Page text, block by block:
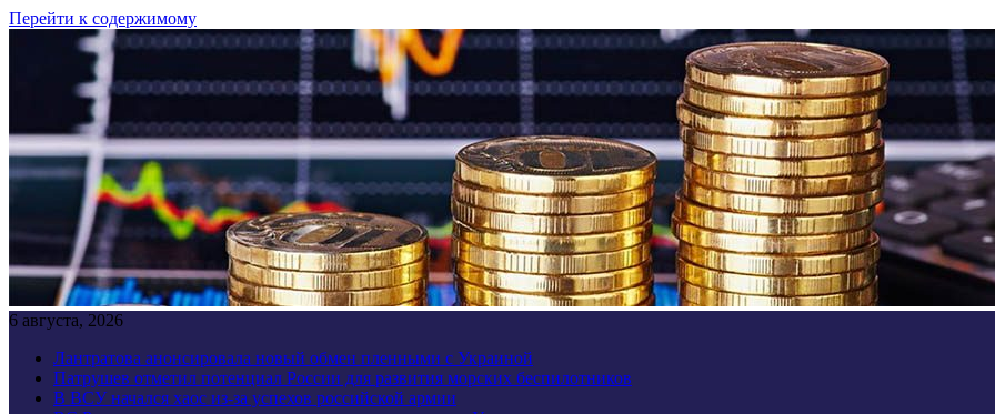
Перейти к содержимому
6 августа, 2026
Лантратова анонсировала новый обмен пленными с Украиной
Патрушев отметил потенциал России для развития морских беспилотников
В ВСУ начался хаос из-за успехов российской армии